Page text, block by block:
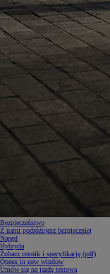
Bezpieczeństwo
Z nami podróżujesz bezpieczniej
Napęd
Hybryda
Zobacz cennik i specyfikację (pdf)
Opens in new window
Umów się na jazdę testową